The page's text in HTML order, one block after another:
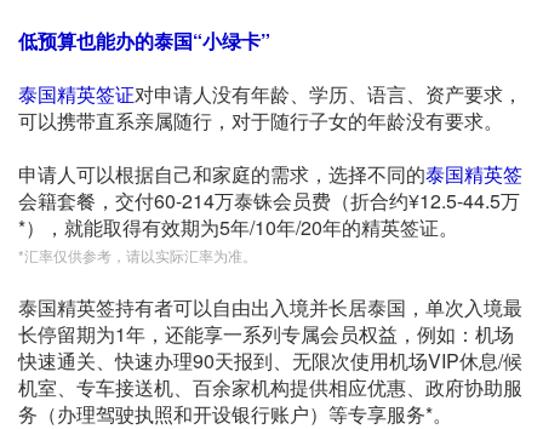
低预算也能办的泰国“小绿卡”
泰国精英签证对申请人没有年龄、学历、语言、资产要求，
可以携带直系亲属随行，对于随行子女的年龄没有要求。
申请人可以根据自己和家庭的需求，选择不同的泰国精英签
会籍套餐，交付60-214万泰铢会员费（折合约¥12.5-44.5万
*），就能取得有效期为5年/10年/20年的精英签证。
*汇率仅供参考，请以实际汇率为准。
泰国精英签持有者可以自由出入境并长居泰国，单次入境最
长停留期为1年，还能享一系列专属会员权益，例如：机场
快速通关、快速办理90天报到、无限次使用机场VIP休息/候
机室、专车接送机、百余家机构提供相应优惠、政府协助服
务（办理驾驶执照和开设银行账户）等专享服务*。